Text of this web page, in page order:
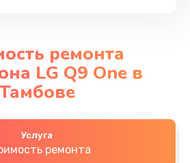
ремонта
LG Q9 One в
Тамбове
Услуга
ремонта